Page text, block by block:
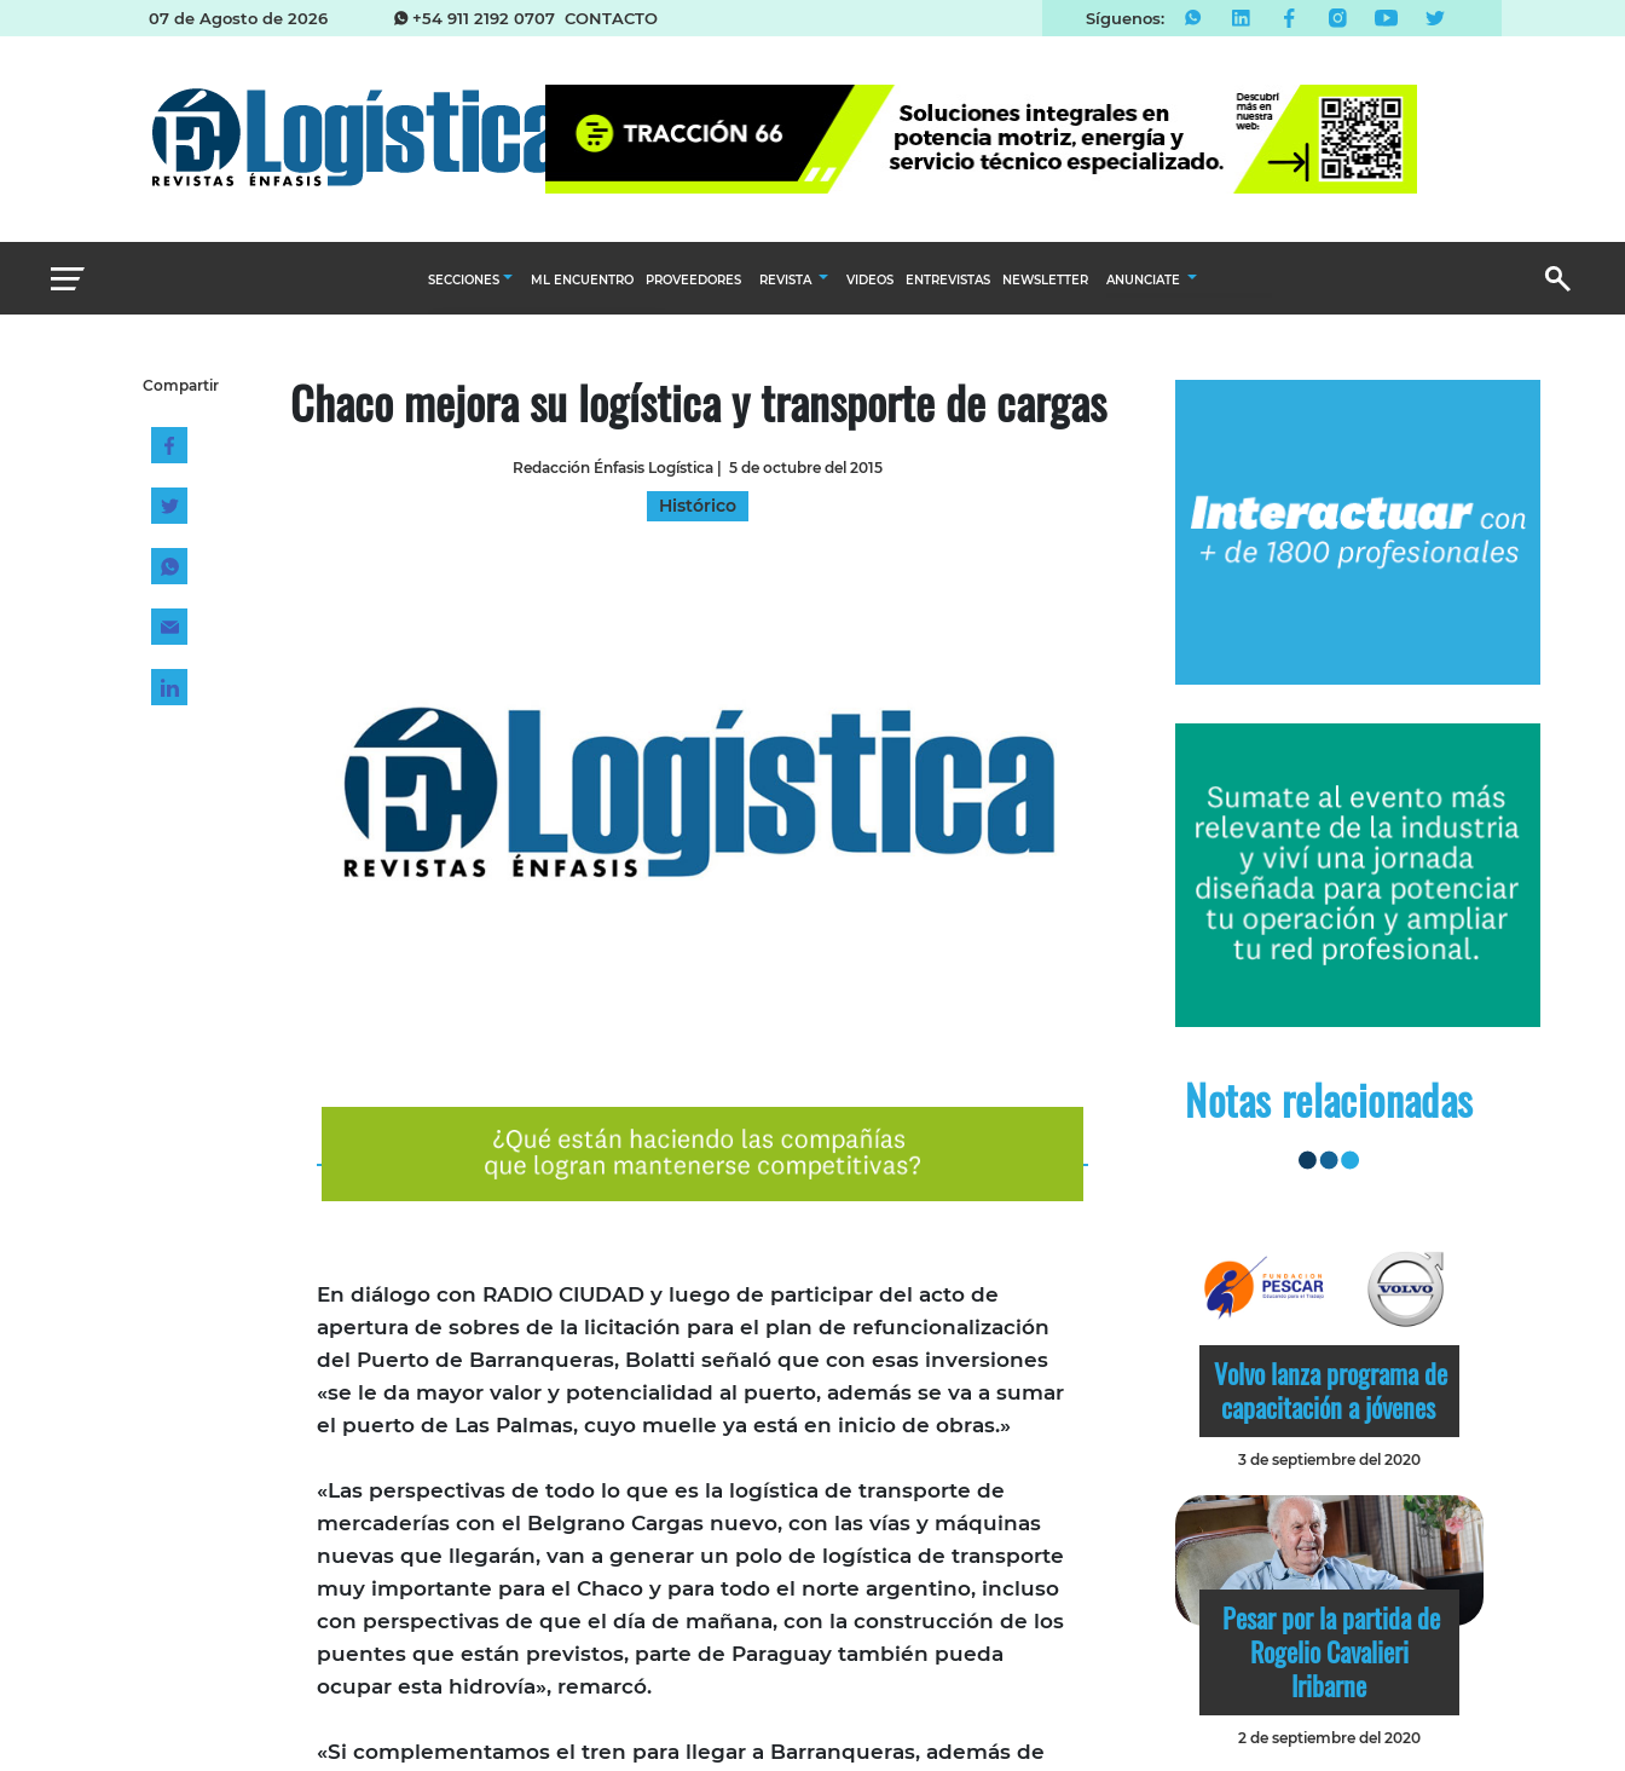
07 de Agosto de 2026 +54 911 2192 0707 CONTACTO Síguenos:
SECCIONES
Almacenes e inventarios
Logística y distribución
ML ENCUENTRO PROVEEDORES REVISTA VIDEOS ENTREVISTAS NEWSLETTER ANUNCIATE
Email Marketing
Compartir Chaco mejora su logística y transporte de cargas
Redacción Énfasis Logística 5 de octubre del 2015
Histórico
En diálogo con RADIO CIUDAD y luego de participar del acto de
apertura de sobres de la licitación para el plan de refuncionalización
del Puerto de Barranqueras, Bolatti señaló que con esas inversiones
«se le da mayor valor y potencialidad al puerto, además se va a sumar
el puerto de Las Palmas, cuyo muelle ya está en inicio de obras.»
«Las perspectivas de todo lo que es la logística de transporte de
mercaderías con el Belgrano Cargas nuevo, con las vías y máquinas
nuevas que llegarán, van a generar un polo de logística de transporte
muy importante para el Chaco y para todo el norte argentino, incluso
con perspectivas de que el día de mañana, con la construcción de los
puentes que están previstos, parte de Paraguay también pueda
ocupar esta hidrovía», remarcó.
«Si complementamos el tren para llegar a Barranqueras, además de
Notas relacionadas
Volvo lanza programa de
capacitación a jóvenes
3 de septiembre del 2020
Pesar por la partida de
Rogelio Cavalieri
Iribarne
2 de septiembre del 2020